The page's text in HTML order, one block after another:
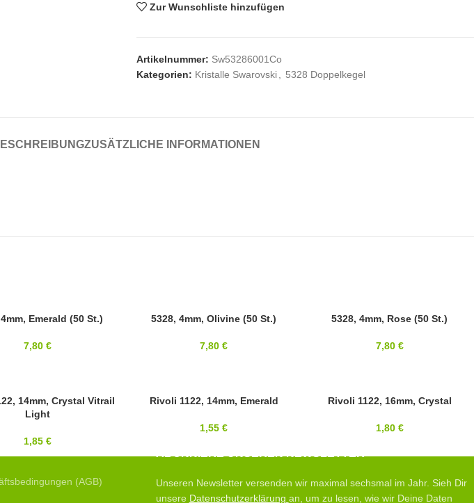
Zur Wunschliste hinzufügen
Artikelnummer: Sw53286001Co
Kategorien: Kristalle Swarovski 5328 Doppelkegel
ZUSÄTZLICHE INFORMATIONEN
Emerald (50 St.)
7,80€
SWAROVSKI
5328, 4mm, Olivine (50 St.)
7,80€
SWAROVSKI
5328, 4mm, Rose (50 St.)
7,80 €
14mm, Crystal Vitrail
Light
1,85€
14MMRivoli 1122, 14mm, Emerald
1,55€
16MMRivoli 1122, 16mm, Crystal
1,80 €
(AGB)
Unseren Newsletter versenden wir maximal sechsmal im Jahr. Sieh Dir
unsere Datenschutzerklärung an, um zu lesen, wie wir Deine Daten